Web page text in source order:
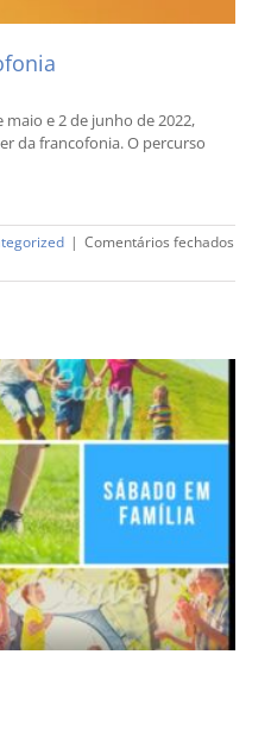
e 2 de junho de 2022,
da francofonia. O percurso
| Comentários fechados
Paper